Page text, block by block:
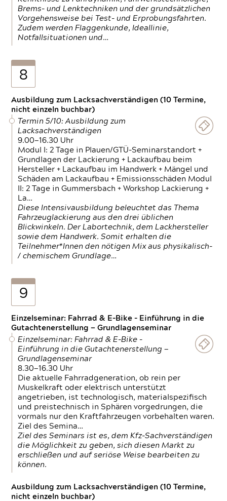
Brems- und Lenktechniken und der grundsätzlichen
Vorgehensweise bei Test- und Erprobungsfahrten.
Zudem werden Flaggenkunde, Ideallinie,
Notfallsituationen und…
8
Ausbildung zum Lacksachverständigen (10 Termine,
nicht einzeln buchbar)
Termin 5/10: Ausbildung zum
Lacksachverständigen
9.00—16.30 Uhr
Modul I: 2 Tage in Plauen/GTÜ-Seminarstandort +
Grundlagen der Lackierung + Lackaufbau beim
Hersteller + Lackaufbau im Handwerk + Mängel und
Schäden am Lackaufbau + Emissionsschäden Modul
II: 2 Tage in Gummersbach + Workshop Lackierung +
La…
Diese Intensivausbildung beleuchtet das Thema
Fahrzeuglackierung aus den drei üblichen
Blickwinkeln. Der Labortechnik, dem Lackhersteller
sowie dem Handwerk. Somit erhalten die
Teilnehmer*Innen den nötigen Mix aus physikalisch-
/ chemischem Grundlage…
9
Einzelseminar: Fahrrad & E-Bike - Einführung in die
Gutachtenerstellung — Grundlagenseminar
Einzelseminar: Fahrrad & E-Bike -
Einführung in die Gutachtenerstellung —
Grundlagenseminar
8.30—16.30 Uhr
Die aktuelle Fahrradgeneration, ob rein per
Muskelkraft oder elektrisch unterstützt
angetrieben, ist technologisch, materialspezifisch
und preistechnisch in Sphären vorgedrungen, die
vormals nur den Kraftfahrzeugen vorbehalten waren.
Ziel des Semina…
Ziel des Seminars ist es, dem Kfz-Sachverständigen
die Möglichkeit zu geben, sich diesen Markt zu
erschließen und auf seriöse Weise bearbeiten zu
können.
Ausbildung zum Lacksachverständigen (10 Termine,
nicht einzeln buchbar)